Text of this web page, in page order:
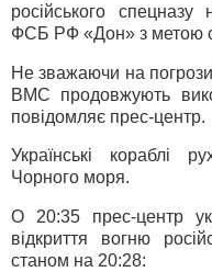
російського
ФСБ РФ «Дон» з метою
Не зважаючи на погрози
ВМС продовжують
повідомляє прес-центр.
Українські кораблі
Чорного моря.
О 20:35 прес-центр
відкриття вогню
станом на 20:28: